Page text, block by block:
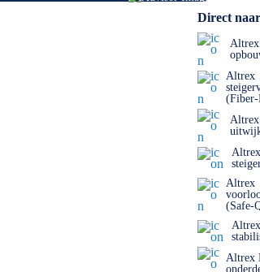
Direct
Altrex
Altrex
Altrex
Altrex
Altrex
(Safe-
Altrex
Altrex